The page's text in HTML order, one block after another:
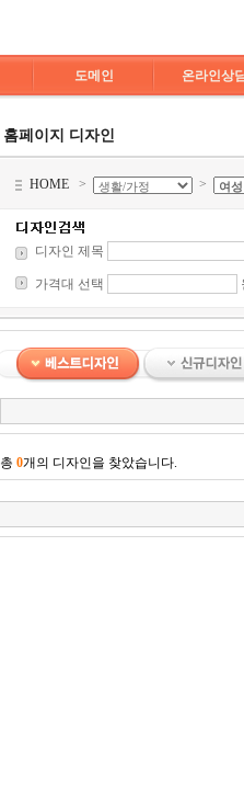
도메인 온라인상
홈페이지 디자인
HOME > >
디자인 제목
가격대 선택
총 0개의 디자인을 찾았습니다.